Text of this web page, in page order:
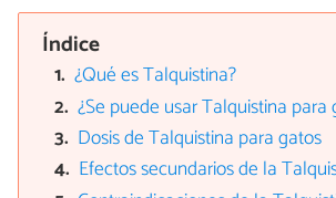
Índice
¿Qué es Talquistina?
¿Se puede usar Talquistina para
Dosis de Talquistina para gatos
Efectos secundarios de la